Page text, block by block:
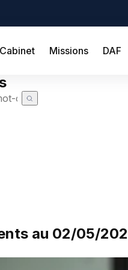
Cabinet Missions DAF
au 02/05/